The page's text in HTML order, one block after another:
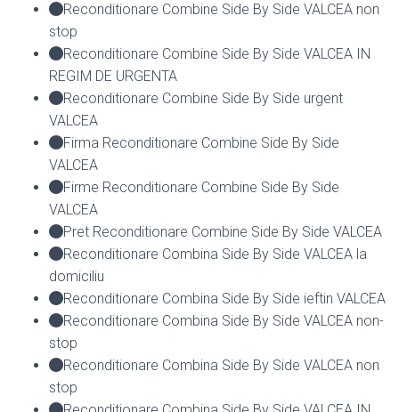
Reconditionare Combine Side By Side VALCEA non
stop
Reconditionare Combine Side By Side VALCEA IN
REGIM DE URGENTA
Reconditionare Combine Side By Side urgent
VALCEA
Firma Reconditionare Combine Side By Side
VALCEA
Firme Reconditionare Combine Side By Side
VALCEA
Pret Reconditionare Combine Side By Side VALCEA
Reconditionare Combina Side By Side VALCEA la
domiciliu
Reconditionare Combina Side By Side ieftin VALCEA
Reconditionare Combina Side By Side VALCEA non-
stop
Reconditionare Combina Side By Side VALCEA non
stop